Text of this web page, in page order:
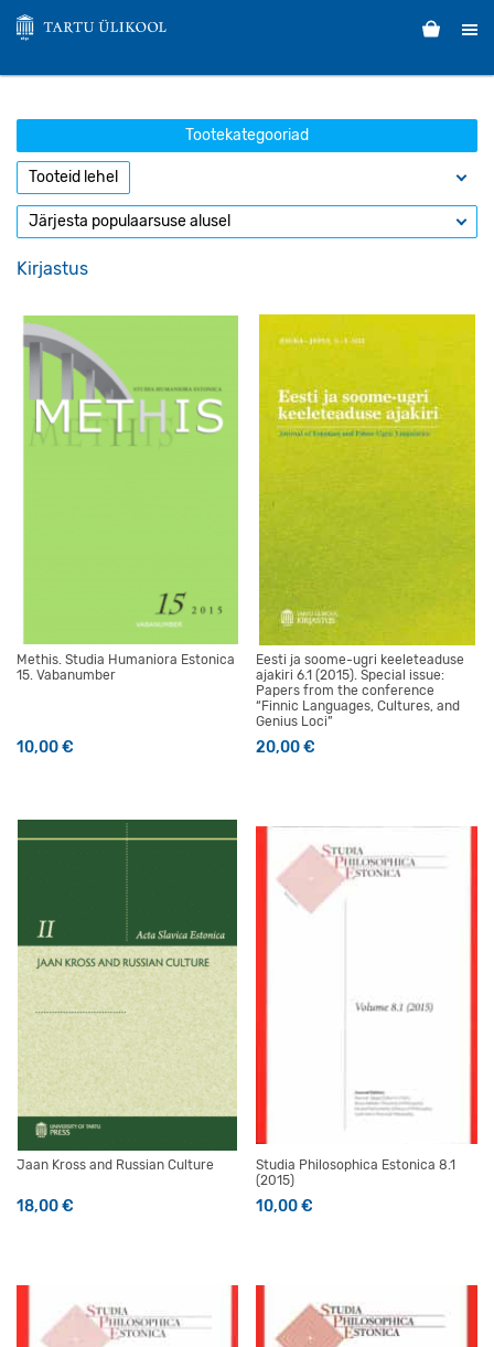
Tootekategooriad
Kirjastus
Methis. Studia Humaniora Estonica
15. Vabanumber
10,00€
Eesti ja soome-ugri keeleteaduse
ajakiri 6.1 (2015). Special issue:
Papers from the conference
“Finnic Languages, Cultures, and
Genius Loci”
20,00€
Jaan Kross and Russian Culture
18,00€
Studia Philosophica Estonica 8.1
(2015)
10,00€